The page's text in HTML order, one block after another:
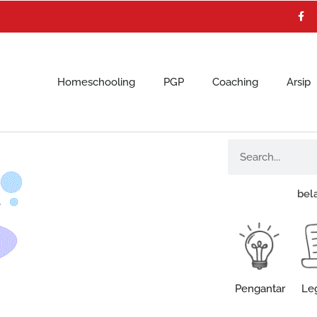
a
c
e
Homeschooling PGP Coaching Arsip
Pengantar